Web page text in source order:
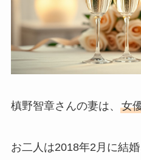
槙野智章さんの妻は、 女
お二人は2018年2月に結